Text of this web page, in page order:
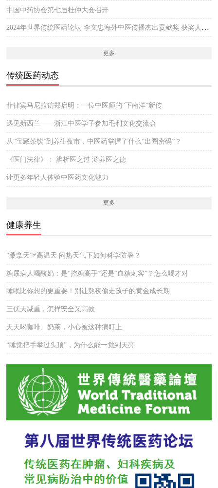
中国中药协会第七届杜仲大会召开
2024年世界传统医药论坛-李文忠海外中医传播杰出贡献奖 获奖人员公示
更多
传统医药动态
菲律宾马尼拉访郑启明：一位中医师的“下南洋”新传
遇见新西兰——浙江中医学子参加毛利文化交流会
从“宝藏茶饮”到养生夜市，中医药掌握了什么“出圈密码”？
《医门法律》： 辨析医之过 涵养医之德
让更多年轻人体验中医药文化魅力
更多
健康养生
“桑拿天”≠高温天 闷热天气下如何科学防暑？
糖尿病人喝酸奶：是“控糖高手”还是“血糖刺客”？怎么喝才对
睡眠比你想的更重要！别让熬夜偷走孩子的黄金成长期
三伏天减重，怎样安全又高效
天天喝咖啡、奶茶，小心被这种病盯上
“睡觉把手举过头顶”，为什么能一觉到天亮